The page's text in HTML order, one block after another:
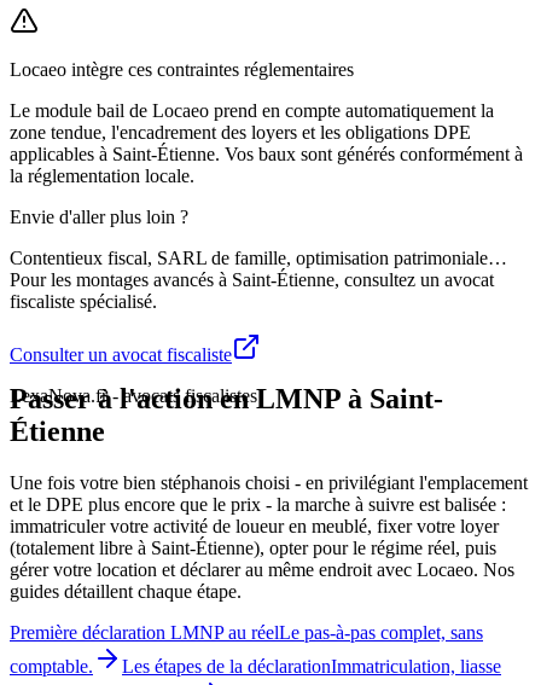
Locaeo intègre ces contraintes réglementaires
Le module bail de Locaeo prend en compte automatiquement la
zone tendue, l'encadrement des loyers et les obligations DPE
applicables à Saint-Étienne. Vos baux sont générés conformément à
la réglementation locale.
Envie d'aller plus loin ?
Contentieux fiscal, SARL de famille, optimisation patrimoniale…
Pour les montages avancés à Saint-Étienne, consultez un avocat
fiscaliste spécialisé.
Consulter un avocat fiscaliste
LexaNova.fr - avocats fiscalistes
Passer à l'action en LMNP à Saint-
Étienne
Une fois votre bien stéphanois choisi - en privilégiant l'emplacement
et le DPE plus encore que le prix - la marche à suivre est balisée :
immatriculer votre activité de loueur en meublé, fixer votre loyer
(totalement libre à Saint-Étienne), opter pour le régime réel, puis
gérer votre location et déclarer au même endroit avec Locaeo. Nos
guides détaillent chaque étape.
Première déclaration LMNP au réelLe pas-à-pas complet, sans
comptable.
Les étapes de la déclarationImmatriculation, liasse